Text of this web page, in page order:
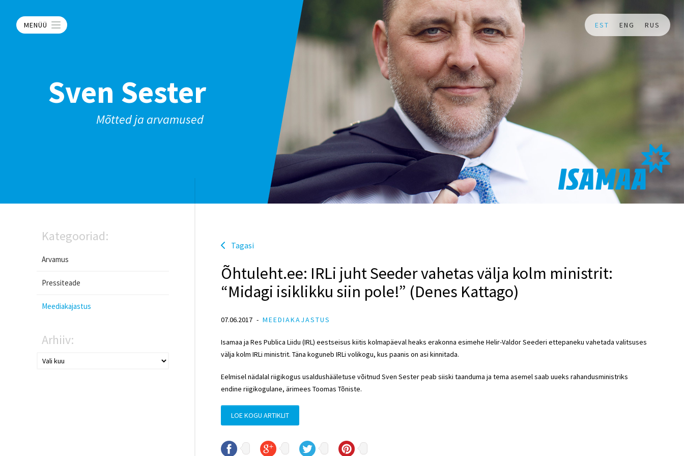
MENÜÜ EST ENG RUS
Sven Sester
Mõtted ja arvamused
Kategooriad:
Arvamus
Pressiteade
Meediakajastus
Arhiiv:
Tagasi
Õhtuleht.ee: IRLi juht Seeder vahetas välja kolm ministrit:
“Midagi isiklikku siin pole!” (Denes Kattago)
07.06.2017 MEEDIAKAJASTUS
Isamaa ja Res Publica Liidu (IRL) eestseisus kiitis kolmapäeval heaks erakonna esimehe Helir-Valdor Seederi ettepaneku vahetada valitsuses
välja kolm IRLi ministrit. Täna koguneb IRLi volikogu, kus paanis on asi kinnitada.
Eelmisel nädalal riigikogus usaldushääletuse võitnud Sven Sester peab siiski taanduma ja tema asemel saab uueks rahandusministriks
endine riigikogulane, ärimees Toomas Tõniste.
LOE KOGU ARTIKLIT